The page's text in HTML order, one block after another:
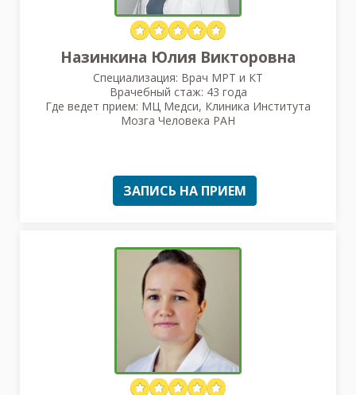
Назинкина Юлия Викторовна
Специализация: Врач МРТ и КТ
Врачебный стаж: 43 года
Где ведет прием: МЦ Медси, Клиника Института
Мозга Человека РАН
ЗАПИСЬ НА ПРИЕМ